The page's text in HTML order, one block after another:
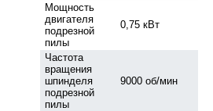
Мощность
двигателя
подрезной
пилы
0,75 кВт
Частота
вращения
шпинделя
подрезной
пилы
9000 об/мин